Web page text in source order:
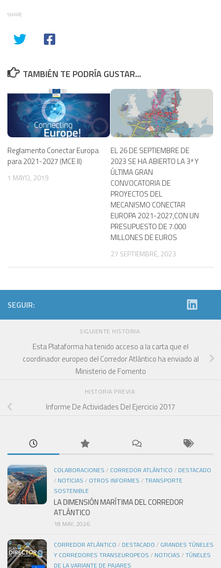
SHARE
TAMBIÉN TE PODRÍA GUSTAR...
Reglamento Conectar Europa
para 2021-2027 (MCE II)
1 MAYO, 2019
EL 26 DE SEPTIEMBRE DE
2023 SE HA ABIERTO LA 3ª Y
ÚLTIMA GRAN
CONVOCATORIA DE
PROYECTOS DEL
MECANISMO CONECTAR
EUROPA 2021-2027,CON UN
PRESUPUESTO DE 7.000
MILLONES DE EUROS
27 SEPTIEMBRE, 2023
SEGUIR:
SIGUIENTE HISTORIA
Esta Plataforma ha tenido acceso a la carta que el
coordinador europeo del Corredor Atlántico ha enviado al
Ministerio de Fomento
HISTORIA PREVIA
Informe De Actividades Del Ejercicio 2017
COLABORACIONES / CORREDOR ATLÁNTICO / DESTACADO
/ NOTICIAS / OTROS INFORMES /TRANSPORTE
SOSTENIBLE
LA DIMENSIÓN MARÍTIMA DEL CORREDOR
ATLÁNTICO
18 MAY, 2026
CORREDOR ATLÁNTICO / DESTACADO / GRANDES TÚNELES
Y CORREDORES TRANSEUROPEOS / NOTICIAS /TÚNELES
DE LA VARIANTE DE PAJARES